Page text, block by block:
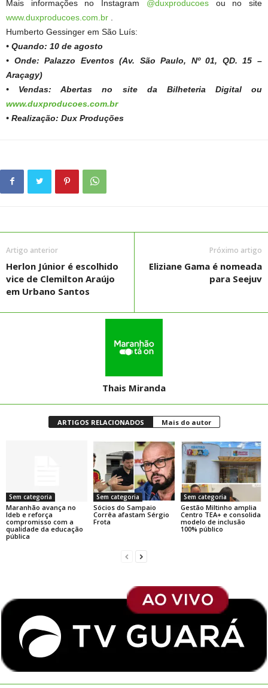
Mais informações no Instagram @duxproducoesou no site
www.duxproducoes.com.br
Humberto Gessinger em São Luís:
• Quando: 10 de agosto
• Onde: Palazzo Eventos (Av. São Paulo, Nº 01, QD. 15 –
Araçagy)
• Vendas: Abertas no site da Bilheteria Digital ou
www.duxproducoes.com.br
• Realização: Dux Produções
Artigo anterior
Herlon Júnior é escolhido
vice de Clemilton Araújo
em Urbano Santos
Próximo artigo
Eliziane Gama é nomeada
para Seejuv
Thais Miranda
ARTIGOS RELACIONADOS Mais do autor
Sem categoria
Maranhão avança no
Ideb e reforça
compromisso com a
qualidade da educação
pública
Sem categoria
Sócios do Sampaio
Corrêa afastam Sérgio
Frota
Sem categoria
Gestão Miltinho amplia
Centro TEA+ e consolida
modelo de inclusão
100% público